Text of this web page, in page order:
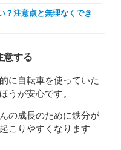
？注意点と無理なくでき
意する
に自転車を使っていた
うが安心です。
の成長のために鉄分が
こりやすくなります